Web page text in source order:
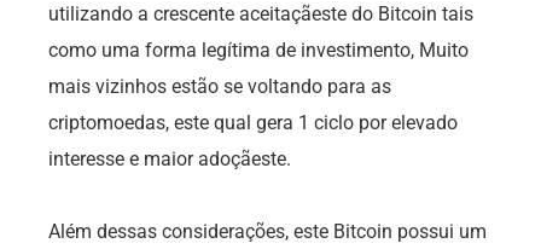
utilizando a crescente aceitaçãeste do Bitcoin tais
como uma forma legítima de investimento, Muito
mais vizinhos estão se voltando para as
criptomoedas, este qual gera 1 ciclo por elevado
interesse e maior adoçãeste.
Além dessas considerações, este Bitcoin possui um